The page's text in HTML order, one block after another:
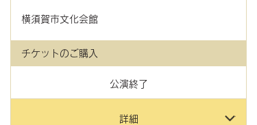
横須賀市文化会館
チケットのご購入
公演終了
詳細